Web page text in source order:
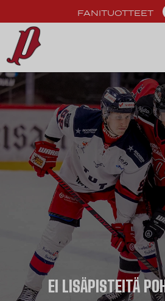
FANITUOTTEET
EI LISÄPISTEITÄ